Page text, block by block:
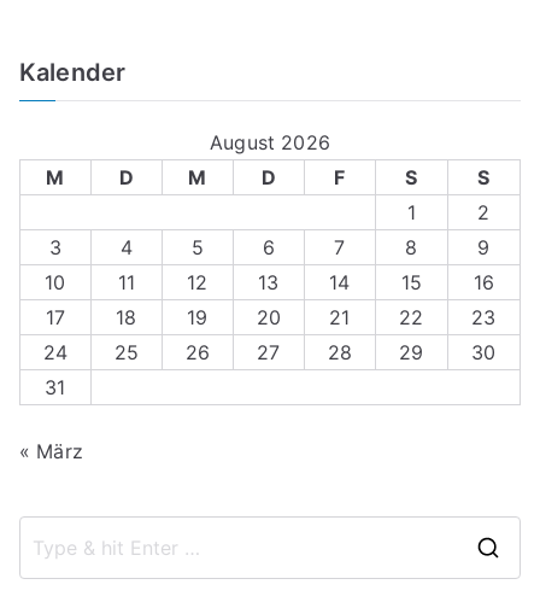
Kalender
August 2026
M
D M D F S
S
1
2
3
4 5 6 7 8
9
10
11 12 13 14 15
16
17
18 19 20 21 22
23
24
25 26 27 28 29
30
31
« März